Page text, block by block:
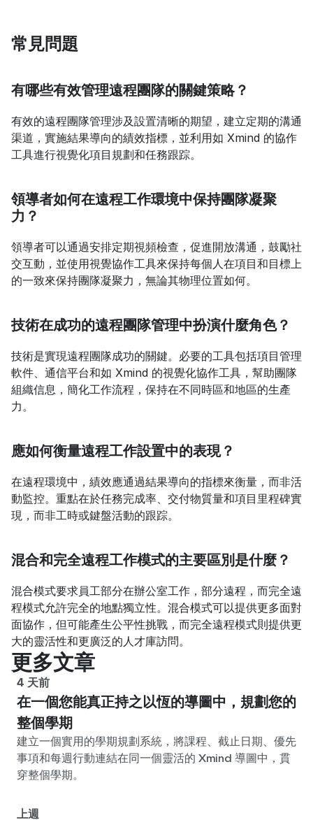
常見問題
有哪些有效管理遠程團隊的關鍵策略？
有效的遠程團隊管理涉及設置清晰的期望，建立定期的溝通
渠道，實施結果導向的績效指標，並利用如 Xmind 的協作
工具進行視覺化項目規劃和任務跟踪。
領導者如何在遠程工作環境中保持團隊凝聚
力？
領導者可以通過安排定期視頻檢查，促進開放溝通，鼓勵社
交互動，並使用視覺協作工具來保持每個人在項目和目標上
的一致來保持團隊凝聚力，無論其物理位置如何。
技術在成功的遠程團隊管理中扮演什麼角色？
技術是實現遠程團隊成功的關鍵。必要的工具包括項目管理
軟件、通信平台和如 Xmind 的視覺化協作工具，幫助團隊
組織信息，簡化工作流程，保持在不同時區和地區的生產
力。
應如何衡量遠程工作設置中的表現？
在遠程環境中，績效應通過結果導向的指標來衡量，而非活
動監控。重點在於任務完成率、交付物質量和項目里程碑實
現，而非工時或鍵盤活動的跟踪。
混合和完全遠程工作模式的主要區別是什麼？
混合模式要求員工部分在辦公室工作，部分遠程，而完全遠
程模式允許完全的地點獨立性。混合模式可以提供更多面對
面協作，但可能產生公平性挑戰，而完全遠程模式則提供更
大的靈活性和更廣泛的人才庫訪問。
更多文章
4 天前
在一個您能真正持之以恆的導圖中，規劃您的
整個學期
建立一個實用的學期規劃系統，將課程、截止日期、優先
事項和每週行動連結在同一個靈活的 Xmind 導圖中，貫
穿整個學期。
上週